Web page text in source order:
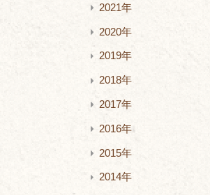
2021年
2020年
2019年
2018年
2017年
2016年
2015年
2014年